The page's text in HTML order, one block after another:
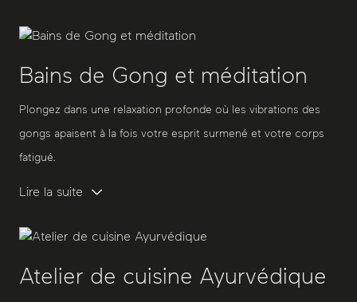
Bains de Gong et méditation
Plongez dans une relaxation profonde où les vibrations des
gongs apaisent à la fois votre esprit surmené et votre corps
fatigué.
Lire la suite
Atelier de cuisine Ayurvédique